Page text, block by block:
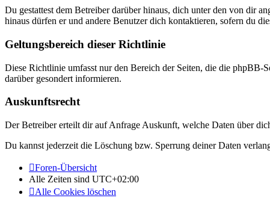
Du gestattest dem Betreiber darüber hinaus, dich unter den von dir
hinaus dürfen er und andere Benutzer dich kontaktieren, sofern du
Geltungsbereich dieser Richtlinie
Diese Richtlinie umfasst nur den Bereich der Seiten, die die phpBB-
darüber gesondert informieren.
Auskunftsrecht
Der Betreiber erteilt dir auf Anfrage Auskunft, welche Daten über
Du kannst jederzeit die Löschung bzw. Sperrung deiner Daten
Foren-Übersicht
Alle Zeiten sind UTC+02:00
Alle Cookies löschen